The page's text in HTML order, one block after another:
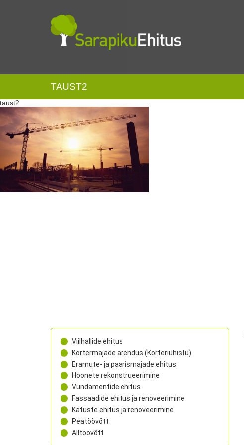
TAUST2
taust2
Viilhallide ehitus
Kortermajade arendus (Korteriühistu)
Eramute- ja paarismajade ehitus
Hoonete rekonstrueerimine
Vundamentide ehitus
Fassaadide ehitus ja renoveerimine
Katuste ehitus ja renoveerimine
Peatöövõtt
Alltöövõtt